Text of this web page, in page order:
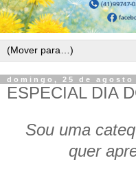
domingo, 25 de agosto
ESPECIAL DIA
Sou uma
quer